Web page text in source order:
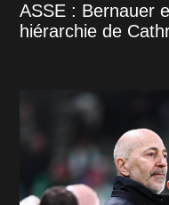
ASSE : Bernauer
hiérarchie de